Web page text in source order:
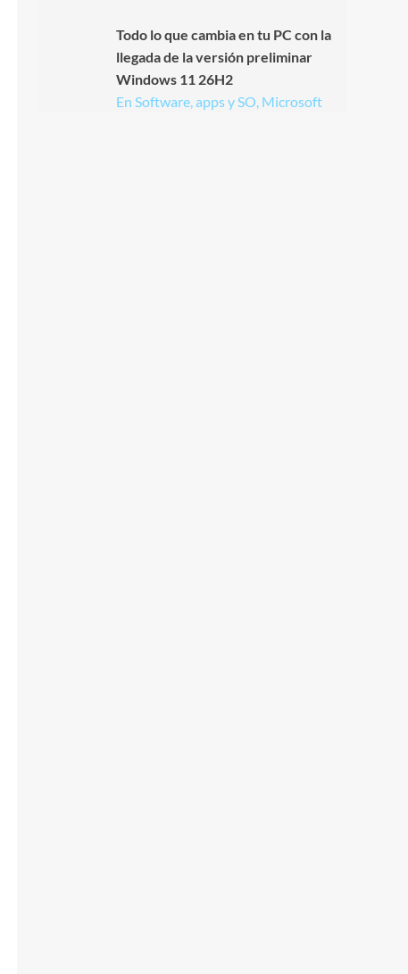
Todo lo que cambia en tu PC con la
llegada de la versión preliminar
Windows 11 26H2
En Software, apps y SO, Microsoft